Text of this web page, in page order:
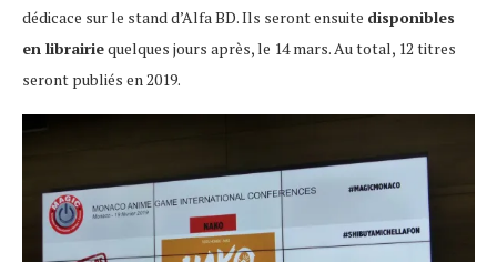
dédicace sur le stand d’Alfa BD. Ils seront ensuite disponibles
en librairiequelques jours après, le 14 mars. Au total, 12 titres
seront publiés en 2019.